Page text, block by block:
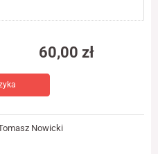
60,00 zł
Nowicki
działała jak
najlepiej podczas
twojego przejścia
cookie, niektóre
funkcje znikną ze